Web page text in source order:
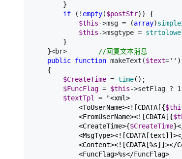
}
if (! empty($postStr)) {
$this->msg = (array)
$this->msgtype =
}
}<br> //回复文本消息
public function makeText($text='' )
{
$CreateTime = time();
$FuncFlag = $this->setFlag ?
$textTpl
= "<xml>
<ToUserName><![CDATA[{
<FromUserName><![CDATA[{
<CreateTime>{$CreateTime
<MsgType><![CDATA[text]]></
<Content><![CDATA[%s]]></
<FuncFlag>%s</FuncFlag>